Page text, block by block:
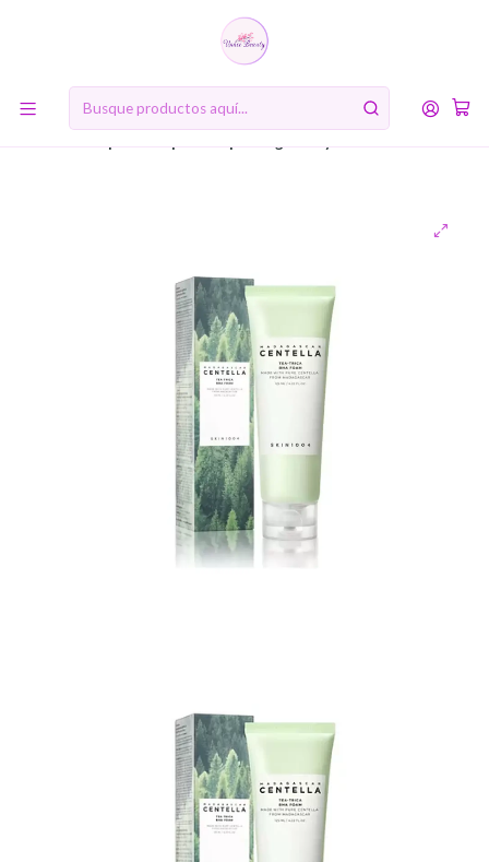
10% de descuento en tu primera compra online. Código: BIENVENIDA10
RUTINA DE BELLEZA COREANA
Primer paso: Doble limpieza
Madagascar Centella Tea-Trica Bha Foam (SKIN1004) - 125ml